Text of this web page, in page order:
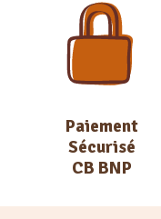
Paiement
Sécurisé
CB BNP